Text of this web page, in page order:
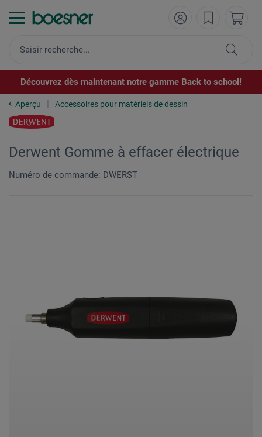
Découvrez dès maintenant notre gamme Back to school!
Aperçu Accessoires pour matériels de dessin
Derwent Gomme à effacer électrique
Numéro de commande: DWERST